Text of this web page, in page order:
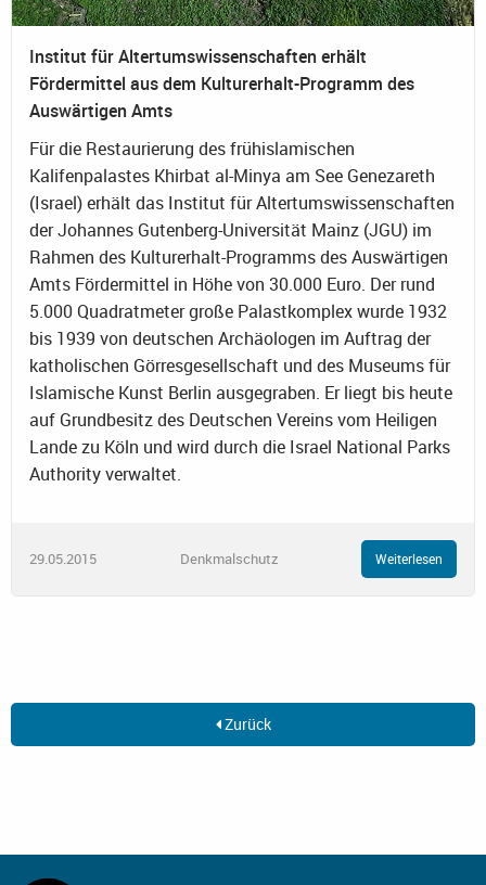
Institut für Altertumswissenschaften erhält
Fördermittel aus dem Kulturerhalt-Programm des
Auswärtigen Amts
Für die Restaurierung des frühislamischen
Kalifenpalastes Khirbat al-Minya am See Genezareth
(Israel) erhält das Institut für Altertumswissenschaften
der Johannes Gutenberg-Universität Mainz (JGU) im
Rahmen des Kulturerhalt-Programms des Auswärtigen
Amts Fördermittel in Höhe von 30.000 Euro. Der rund
5.000 Quadratmeter große Palastkomplex wurde 1932
bis 1939 von deutschen Archäologen im Auftrag der
katholischen Görresgesellschaft und des Museums für
Islamische Kunst Berlin ausgegraben. Er liegt bis heute
auf Grundbesitz des Deutschen Vereins vom Heiligen
Lande zu Köln und wird durch die Israel National Parks
Authority verwaltet.
29.05.2015 Denkmalschutz Weiterlesen
Zurück